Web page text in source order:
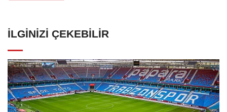
İLGINIZI ÇEKEBILIR